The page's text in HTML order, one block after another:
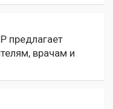
предлагает
врачам и